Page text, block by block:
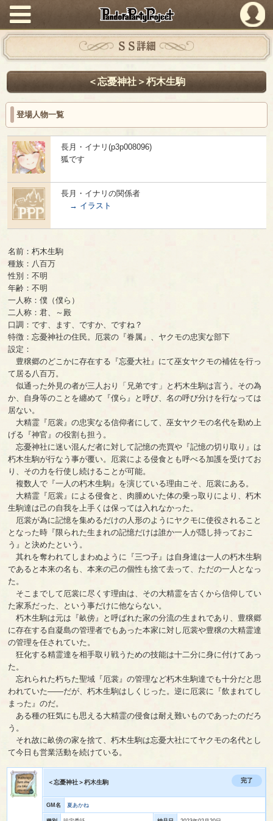
PandoraPartyProject
ＳＳ詳細
＜忘憂神社＞朽木生駒
登場人物一覧
長月・イナリ(p3p008096)
狐です
長月・イナリの関係者
→ イラスト
名前：朽木生駒
種族：八百万
性別：不明
年齢：不明
一人称：僕（僕ら）
二人称：君、～殿
口調：です、ます、ですか、ですね？
特徴：忘憂神社の住民。厄裳の『眷属』、ヤクモの忠実な部下
設定：
豊穣郷のどこかに存在する『忘憂大社』にて巫女ヤクモの補佐を行っ
て居る八百万。
似通った外見の者が三人おり「兄弟です」と朽木生駒は言う。その為
か、自身等のことを纏めて『僕ら』と呼び、名の呼び分けを行なっては
居ない。
大精霊『厄裳』の忠実なる信仰者にして、巫女ヤクモの名代を勤め上
げる『神官』の役割も担う。
忘憂神社に迷い混んだ者に対して記憶の売買や『記憶の切り取り』は
朽木生駒が行なう事が覆い。厄裳による侵食とも呼べる加護を受けてお
り、その力を行使し続けることが可能。
複数人で『一人の朽木生駒』を演じている理由こそ、厄裳にある。
大精霊『厄裳』による侵食と、肉腫めいた体の乗っ取りにより、朽木
生駒達は己の自我を上手くは保っては入れなかった。
厄裳が為に記憶を集めるだけの人形のようにヤクモに使役されること
となった時『限られた生まれの記憶だけは誰か一人が隠し持っておこ
う』と決めたという。
其れを奪われてしまわぬように『三つ子』は自身達は一人の朽木生駒
であると本来の名も、本来の己の個性も捨て去って、ただの一人となっ
た。
そこまでして厄裳に尽くす理由は、その大精霊を古くから信仰してい
た家系だった、という事だけに他ならない。
朽木生駒は元は『畝傍』と呼ばれた家の分流の生まれであり、豊穣郷
に存在する自凝島の管理者でもあった本家に対し厄裳や豊穣の大精霊達
の管理を任されていた。
狂化する精霊達を相手取り戦うための技能は十二分に身に付けてあっ
た。
忘れられた朽ちた聖域『厄裳』の管理など朽木生駒達でも十分だと思
われていた――だが、朽木生駒はしくじった。逆に厄裳に『飲まれてし
まった』のだ。
ある種の狂気にも思える大精霊の侵食は耐え難いものであったのだろ
う。
それ故に畝傍の家を捨て、朽木生駒は忘憂大社にてヤクモの名代とし
て今日も営業活動を続けている。
＜忘憂神社＞朽木生駒 完了
GM名 夏あかね